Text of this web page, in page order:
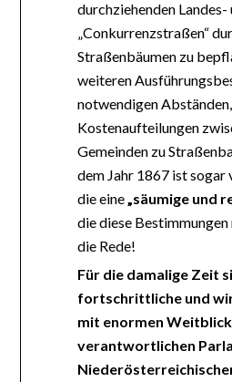
durchziehenden Landes-
„Conkurrenzstraßen“
Straßenbäumen zu
weiteren
notwendigen
Kostenaufteilungen
Gemeinden zu
dem Jahr 1867 ist sogar
die eine „säumige und
die diese
die Rede!
Für die damalige Zeit
fortschrittliche und
mit enormen
verantwortlichen